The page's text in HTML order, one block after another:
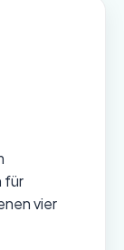
für
vier